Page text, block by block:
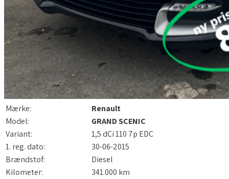
Mærke:
Renault
Model:
GRAND SCENIC
Variant:
1,5 dCi 110 7p EDC
1. reg. dato:
30-06-2015
Brændstof:
Diesel
Kilometer:
341.000 km